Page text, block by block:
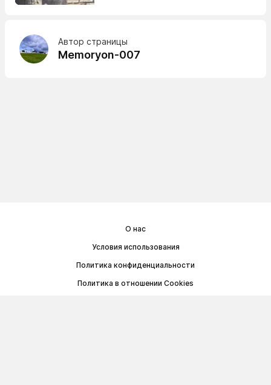
Автор страницы
Memoryon-007
О нас
Условия использования
Политика конфиденциальности
Политика в отношении Cookies